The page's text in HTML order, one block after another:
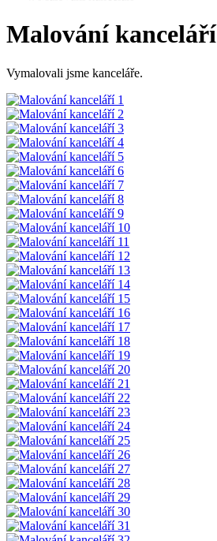
Malování kanceláří
Vymalovali jsme kanceláře.